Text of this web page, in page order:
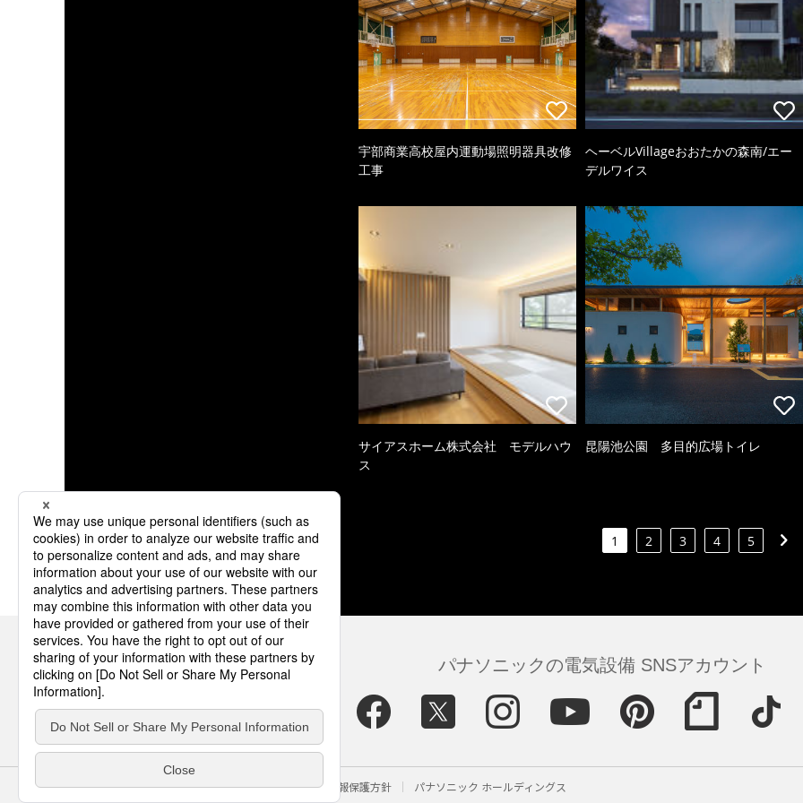
宇部商業高校屋内運動場照明器具改修
工事
ヘーベルVillageおおたかの森南/エー
デルワイス
サイアスホーム株式会社 モデルハウ
ス
昆陽池公園 多目的広場トイレ
1 2 3 4 5
パナソニックの電気設備 SNSアカウント
サイトのご利用にあたって クッキーポリシー 個人情報保護方針 パナソニック ホールディングス